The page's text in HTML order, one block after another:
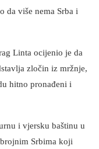
da više nema Srba i
Linta ocijenio je da
zločin iz mržnje,
hitno pronađeni i
i vjersku baštinu u
Srbima koji